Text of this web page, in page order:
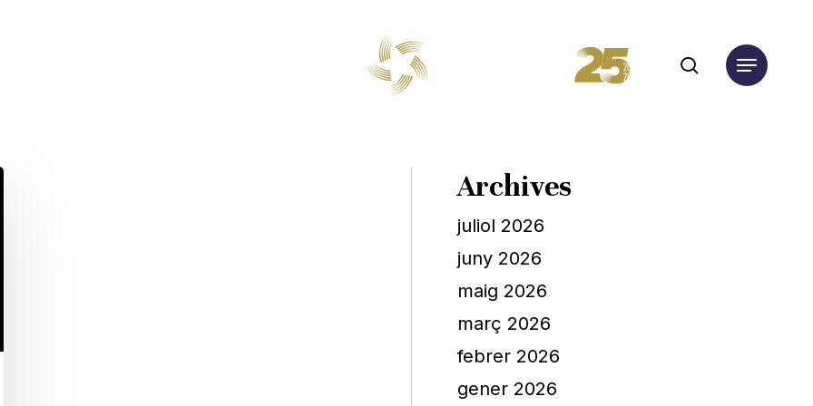
search
Menu
Archives
juliol 2026
juny 2026
maig 2026
març 2026
febrer 2026
gener 2026